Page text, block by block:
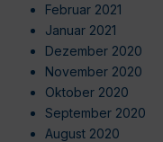
Februar 2021
Januar 2021
Dezember 2020
November 2020
Oktober 2020
September 2020
August 2020